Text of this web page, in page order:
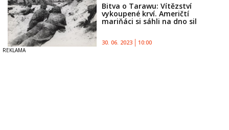
Bitva o Tarawu: Vítězství
vykoupené krví. Američtí
mariňáci si sáhli na dno sil
30. 06. 2023 10:00